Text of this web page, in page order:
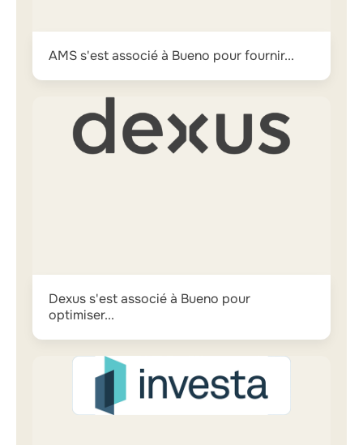
AMS s'est associé à Bueno pour fournir...
Dexus s'est associé à Bueno pour
optimiser...